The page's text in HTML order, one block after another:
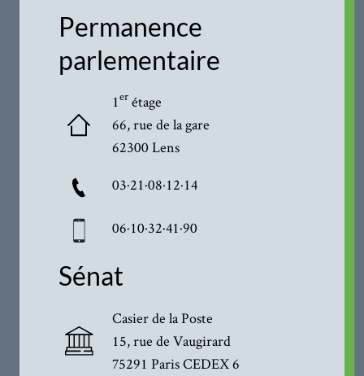
Permanence
parlementaire
1erétage
66, rue de la gare
62300 Lens
03·21·08·12·14
06·10·32·41·90
Sénat
Casier de la Poste
15, rue de Vaugirard
75291 Paris CEDEX 6